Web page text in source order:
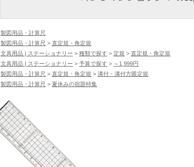
製図用品・計算尺
製図用品・計算尺 > 直定規・角定規
文具用品 | ステーショナリー > 種類で探す > 定規 > 直定規・角定規
文具用品 | ステーショナリー > 予算で探す > ～1,999円
製図用品・計算尺 > 直定規・角定規 > 溝付・溝付方眼定規
製図用品・計算尺 > 夏休みの宿題特集